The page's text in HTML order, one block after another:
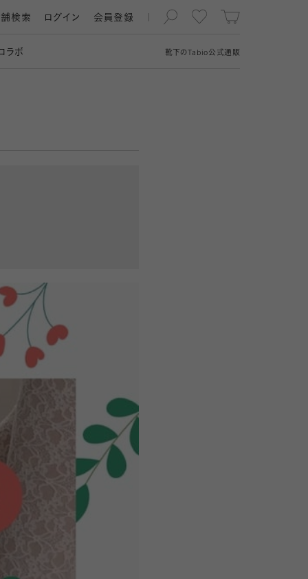
靴下の Tabio公式通販
検索 ログイン 会員登録
ラボ